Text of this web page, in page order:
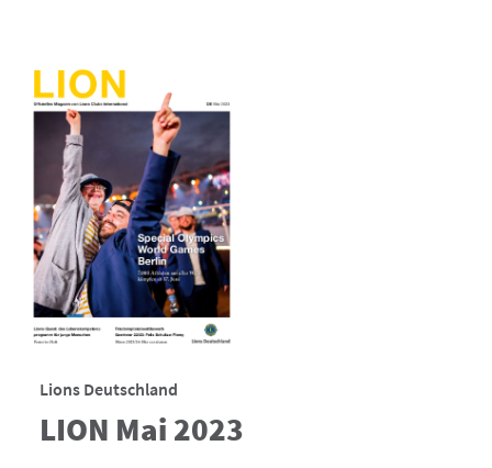
Lions Deutschland
LION Mai 2023